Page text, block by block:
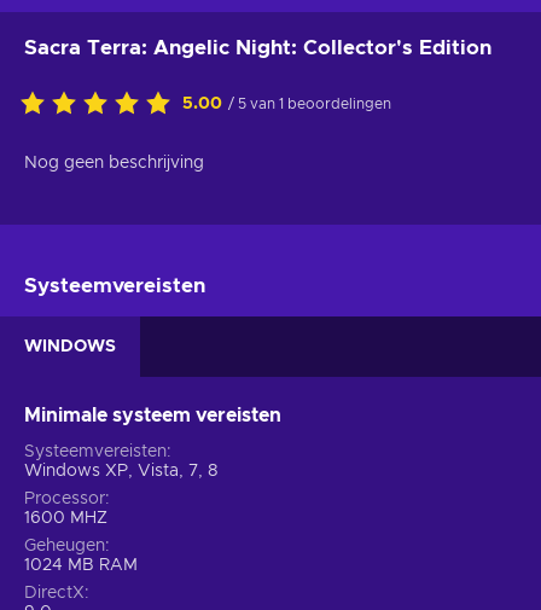
Sacra Terra: Angelic Night: Collector's Edition
5.00 / 5 van 1 beoordelingen
Nog geen beschrijving
Systeemvereisten
WINDOWS
Minimale systeem vereisten
Systeemvereisten
Windows XP, Vista, 7, 8
Processor
1600 MHZ
Geheugen
1024 MB RAM
DirectX